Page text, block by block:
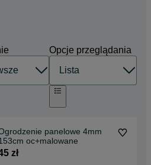
Opcje przeglądania
panelowe 4mm
oc+malowane
zł